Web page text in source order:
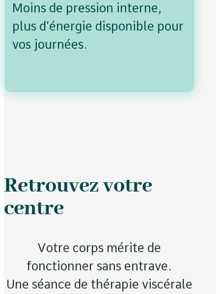
Moins de pression interne,
plus d’énergie disponible pour
vos journées.
Retrouvez votre
centre
Votre corps mérite de
fonctionner sans entrave.
Une séance de thérapie viscérale